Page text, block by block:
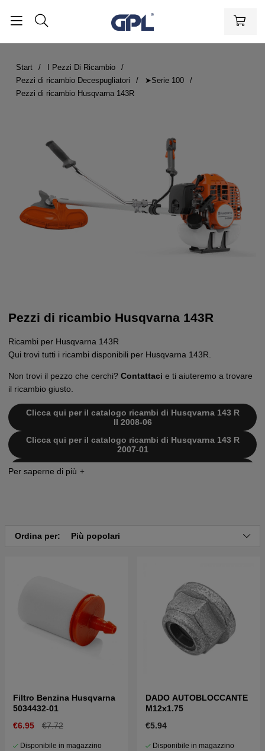
Start
I Pezzi Di Ricambio
Pezzi di ricambio Decespugliatori
➤Serie 100
Pezzi di ricambio Husqvarna 143R
Pezzi di ricambio Husqvarna 143R
Ricambi per Husqvarna 143R
Qui trovi tutti i ricambi disponibili per Husqvarna 143R.
Non trovi il pezzo che cerchi? Contattaci e ti aiuteremo a trovare
il ricambio giusto.
Clicca qui per il catalogo ricambi di Husqvarna 143 R
II 2008-06
Clicca qui per il catalogo ricambi di Husqvarna 143 R
2007-01
Clicca qui per il catalogo ricambi di Husqvarna 143 R
20054100001-20065299999
Ordina per: Più popolari
Filtro Benzina Husqvarna
5034432-01
€6.95
€7.72
Disponibile in magazzino
DADO AUTOBLOCCANTE
M12x1.75
€5.94
Disponibile in magazzino